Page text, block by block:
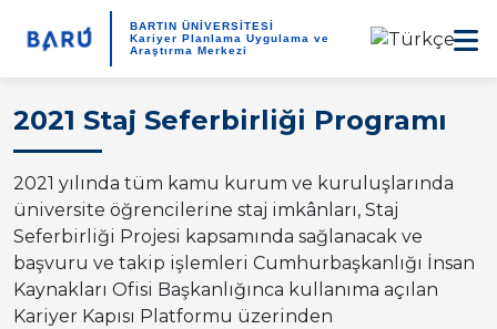
BARTIN ÜNİVERSİTESİ
Kariyer Planlama Uygulama ve
Araştırma Merkezi
2021 Staj Seferbirliği Programı
2021 yılında tüm kamu kurum ve kuruluşlarında
üniversite öğrencilerine staj imkânları, Staj
Seferbirliği Projesi kapsamında sağlanacak ve
başvuru ve takip işlemleri Cumhurbaşkanlığı İnsan
Kaynakları Ofisi Başkanlığınca kullanıma açılan
Kariyer Kapısı Platformu üzerinden